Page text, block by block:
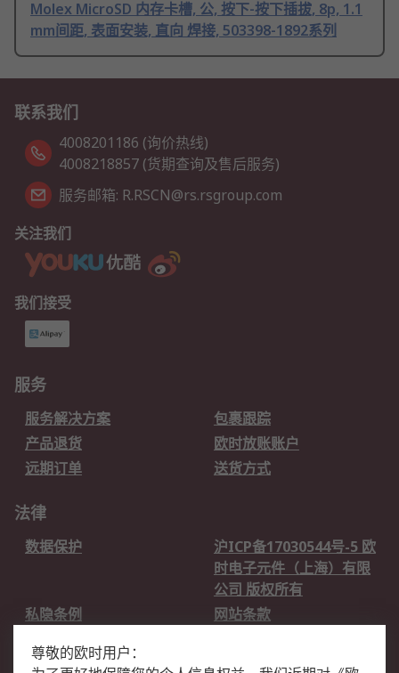
Molex MicroSD 内存卡槽, 公, 按下-按下插拔, 8p, 1.1
mm间距, 表面安装, 直向 焊接, 503398-1892系列
联系我们
4008201186 (询价热线)
4008218857 (货期查询及售后服务)
服务邮箱: R.RSCN@rs.rsgroup.com
关注我们
我们接受
服务
服务解决方案
包裹跟踪
产品退货
欧时放账账户
远期订单
送货方式
法律
数据保护
沪ICP备17030544号-5 欧
时电子元件（上海）有限
公司 版权所有
私隐条例
网站条款
尊敬的欧时用户：